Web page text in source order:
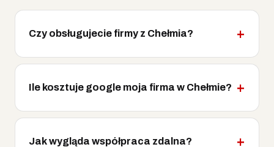
Czy obsługujecie firmy z Chełmia?
Ile kosztuje google moja firma w Chełmie?
Jak wygląda współpraca zdalna?